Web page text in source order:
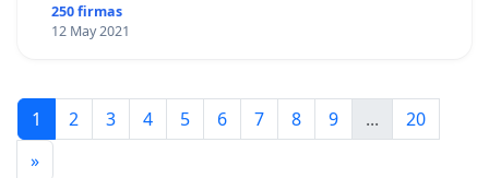
250 firmas
12 May 2021
1 2 3 4 5 6 7 8 9 ...
20
»